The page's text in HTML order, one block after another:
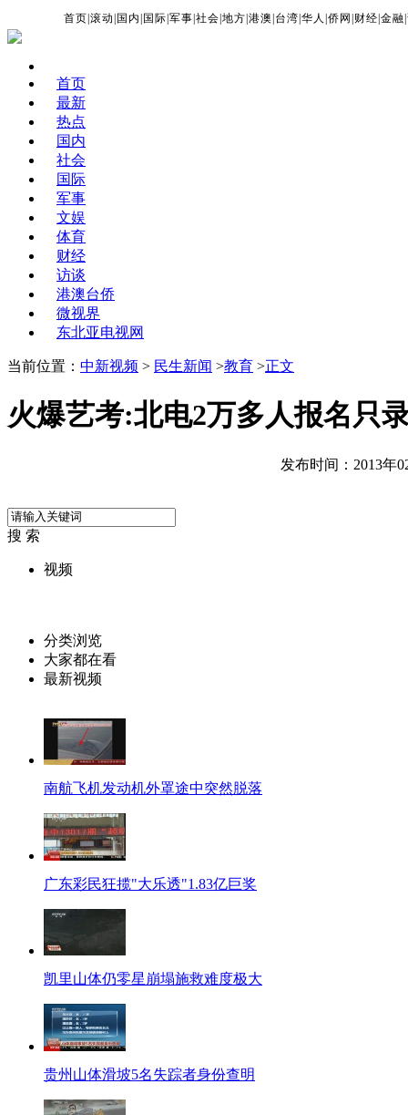
首页 |滚动 国内 国际 |军事 |社会 |地方 |港澳 台湾 |华人 |侨网 财经 |金融 |
首页
最新
热点
国内
社会
国际
军事
文娱
体育
财经
访谈
港澳台侨
微视界
东北亚电视网
当前位置： 中新视频 > 民生新闻 >教育 >正文
火爆艺考:北电2万多人报名只
发布时间：2013年
搜 索
视频
分类浏览
大家都在看
最新视频
南航飞机发动机外罩途中突然脱落
广东彩民狂揽"大乐透"1.83亿巨奖
凯里山体仍零星崩塌施救难度极大
贵州山体滑坡5名失踪者身份查明